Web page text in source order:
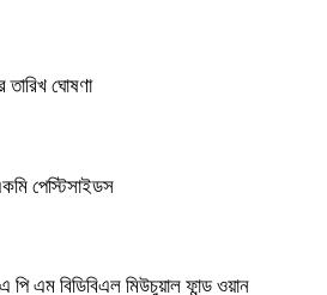
তারিখ ঘোষণা
পেস্টিসাইডস
পি এম বিডিবিএল মিউচুয়াল ফান্ড ওয়ান